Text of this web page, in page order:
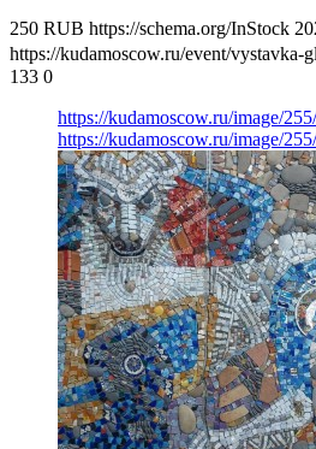
250 RUB https://schema.org/InStock
https://kudamoscow.ru/event/vystavka-
133 0
https://kudamoscow.ru/image/
https://kudamoscow.ru/image/